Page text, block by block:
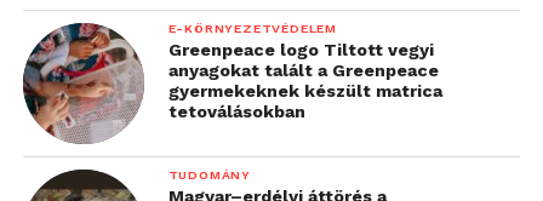
E-KÖRNYEZETVÉDELEM
Greenpeace logo Tiltott vegyi
anyagokat talált a Greenpeace
gyermekeknek készült matrica
tetoválásokban
TUDOMÁNY
Magyar–erdélyi áttörés a